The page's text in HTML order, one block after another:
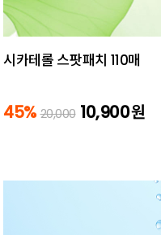
시카테롤 스팟패치 110매
45% 20,000 10,900원